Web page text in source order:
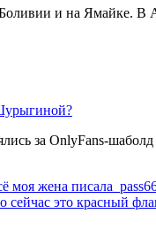
и на Ямайке. В
за OnlyFans-
моя жена писала
сейчас это красный